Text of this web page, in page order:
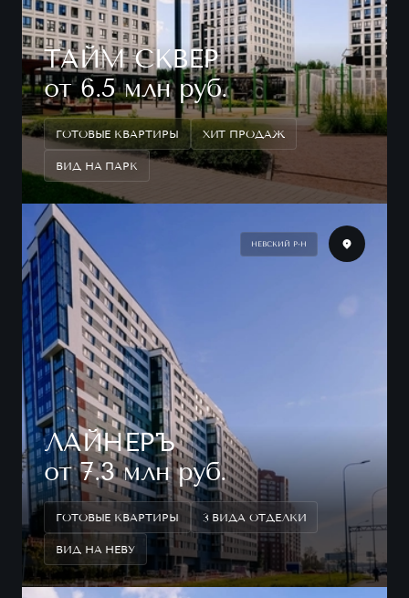
ТАЙМ СКВЕР
от 6.5 млн руб.
ГОТОВЫЕ КВАРТИРЫ ХИТ ПРОДАЖ
ВИД НА ПАРК
НЕВСКИЙ Р-Н
ЛАЙНЕРЪ
от 7.3 млн руб.
ГОТОВЫЕ КВАРТИРЫ 3 ВИДА ОТДЕЛКИ
ВИД НА НЕВУ